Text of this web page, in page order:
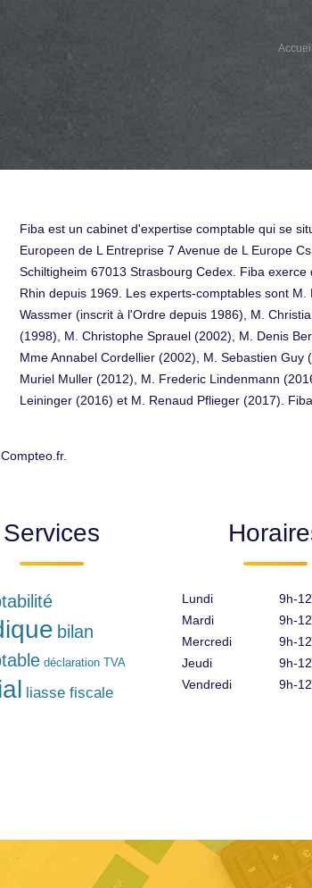
Accueil
Fiba est un cabinet d'expertise comptable qui se
Europeen de L Entreprise 7 Avenue de L Europe
Schiltigheim 67013 Strasbourg Cedex. Fiba exerce
Rhin depuis 1969. Les experts-comptables sont M.
Wassmer (inscrit à l'Ordre depuis 1986), M.
(1998), M. Christophe Sprauel (2002), M. Denis
Mme Annabel Cordellier (2002), M. Sebastien Guy
Muriel Muller (2012), M. Frederic Lindenmann
Leininger (2016) et M. Renaud Pflieger (2017).
Services
bilan
déclaration TVA
liasse fiscale
Lundi
Mardi
Mercredi
Jeudi
Vendredi
9h-
9h-
9h-
9h-
9h-